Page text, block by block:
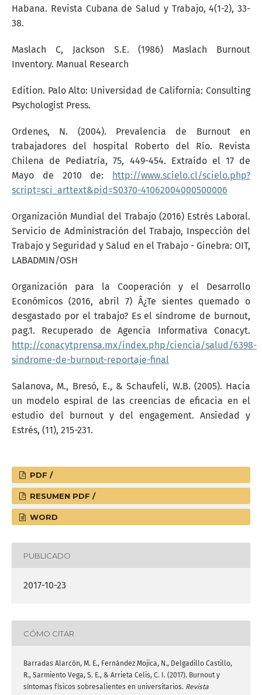
Habana. Revista Cubana de Salud y Trabajo, 4(1-2), 33-
38.
Maslach C, Jackson S.E. (1986) Maslach Burnout
Inventory. Manual Research
Edition. Palo Alto: Universidad de California: Consulting
Psychologist Press.
Ordenes, N. (2004). Prevalencia de Burnout en
trabajadores del hospital Roberto del Río. Revista
Chilena de Pediatría, 75, 449-454. Extraído el 17 de
Mayo de 2010 de: http://www.scielo.cl/scielo.php?
script=sci_arttext&pid=S0370-41062004000500006
Organización Mundial del Trabajo (2016) Estrés Laboral.
Servicio de Administración del Trabajo, Inspección del
Trabajo y Seguridad y Salud en el Trabajo - Ginebra: OIT,
LABADMIN/OSH
Organización para la Cooperación y el Desarrollo
Económicos (2016, abril 7) Â¿Te sientes quemado o
desgastado por el trabajo? Es el síndrome de burnout,
pag.1. Recuperado de Agencia Informativa Conacyt.
http://conacytprensa.mx/index.php/ciencia/salud/6398-
sindrome-de-burnout-reportaje-final
Salanova, M., Bresó, E., & Schaufeli, W.B. (2005). Hacia
un modelo espiral de las creencias de eficacia en el
estudio del burnout y del engagement. Ansiedad y
Estrés, (11), 215-231.
PDF /
RESUMEN PDF /
WORD
PUBLICADO
2017-10-23
CÓMO CITAR
Barradas Alarcón, M. E., Fernández Mojica, N., Delgadillo Castillo,
R., Sarmiento Vega, S. E., & Arrieta Celis, C. I. (2017). Burnout y
síntomas físicos sobresalientes en universitarios. Revista